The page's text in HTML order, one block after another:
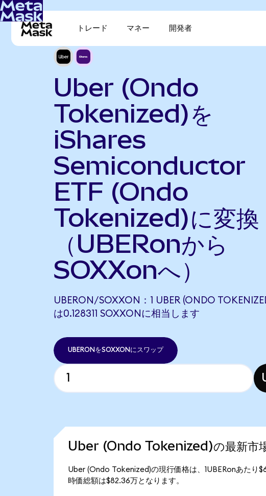
トレード マネー 開発者
Uber (Ondo
Tokenized)を
iShares
Semiconductor
ETF (Ondo
Tokenized)に変換
（UBERonから
SOXXonへ）
UBERON/SOXXON：1 UBER (ONDO
は0.128311 SOXXONに相当します
UBERONをSOXXONにスワップ
Uber (Ondo Tokenized)の最新市
Uber (Ondo Tokenized)の現行価格は、1UBERonあたり
時価総額は$82.36万となります。